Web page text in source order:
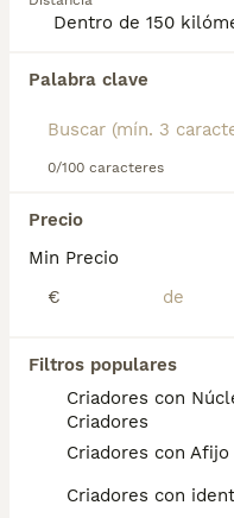
Palabra clave
0/100 caracteres
Precio
Min Precio
€
Filtros populares
Criadores con
Criadores
Criadores con Afijo
Criadores con
Encontramos 0
Si deseas
búsqueda y
Preguntas
¿Cómo es el
welsh
El terrier galés es
pero también
Establece un